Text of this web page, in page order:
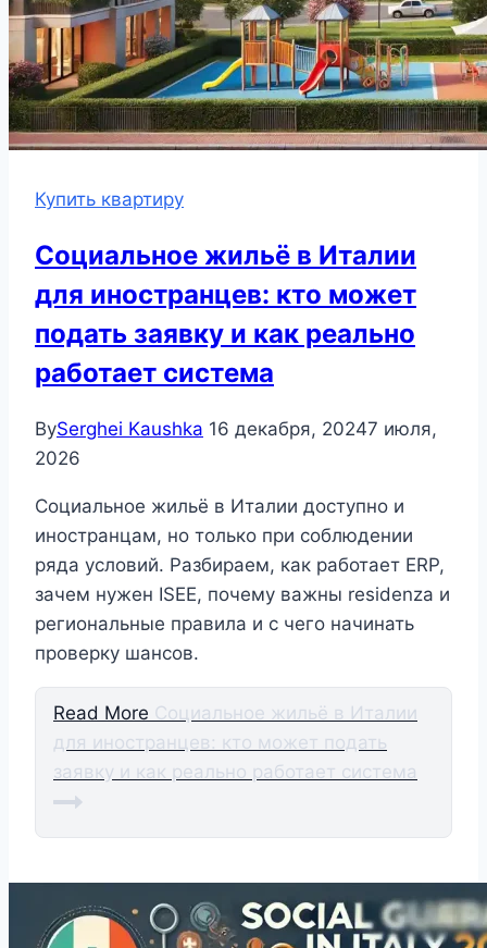
Купить квартиру
Социальное жильё в Италии
для иностранцев: кто может
подать заявку и как реально
работает система
BySerghei Kaushka 16 декабря, 20247 июля,
2026
Социальное жильё в Италии доступно и
иностранцам, но только при соблюдении
ряда условий. Разбираем, как работает ERP,
зачем нужен ISEE, почему важны residenza и
региональные правила и с чего начинать
проверку шансов.
Read More Социальное жильё в Италии
для иностранцев: кто может подать
заявку и как реально работает система